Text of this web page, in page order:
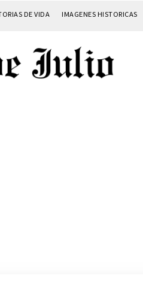
DE VIDA IMAGENES HISTORICAS